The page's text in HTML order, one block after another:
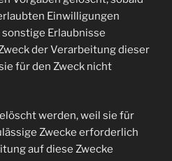
Einwilligungen
Erlaubnisse
der Verarbeitung dieser
für den Zweck nicht
werden, weil sie für
Zwecke erforderlich
auf diese Zwecke